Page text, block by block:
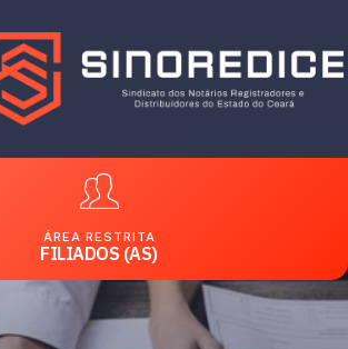
ÁREA RESTRITA
FILIADOS (AS)